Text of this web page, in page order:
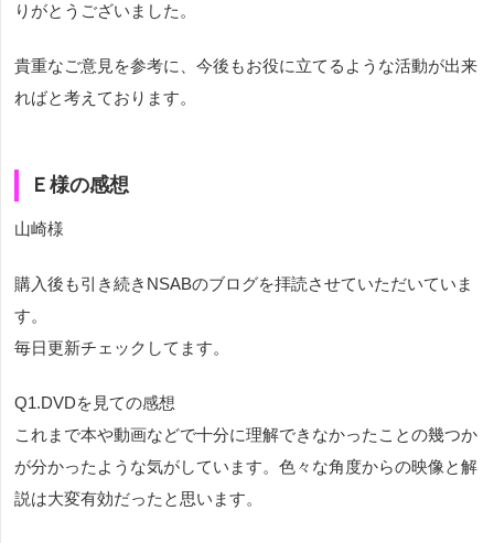
りがとうございました。
貴重なご意見を参考に、今後もお役に立てるような活動が出来
ればと考えております。
Ｅ様の感想
山崎様
購入後も引き続きNSABのブログを拝読させていただいていま
す。
毎日更新チェックしてます。
Q1.DVDを見ての感想
これまで本や動画などで十分に理解できなかったことの幾つか
が分かったような気がしています。色々な角度からの映像と解
説は大変有効だったと思います。